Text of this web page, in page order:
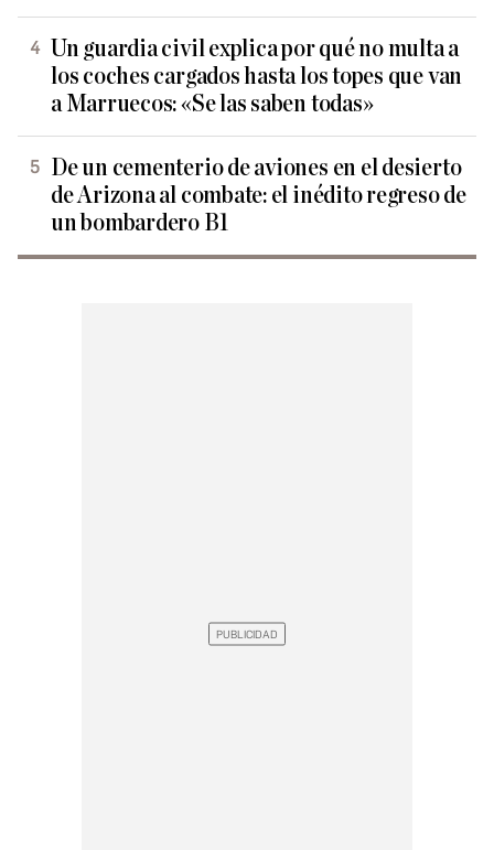
Un guardia civil explica por qué no multa a
los coches cargados hasta los topes que van
a Marruecos: «Se las saben todas»
De un cementerio de aviones en el desierto
de Arizona al combate: el inédito regreso de
un bombardero B1